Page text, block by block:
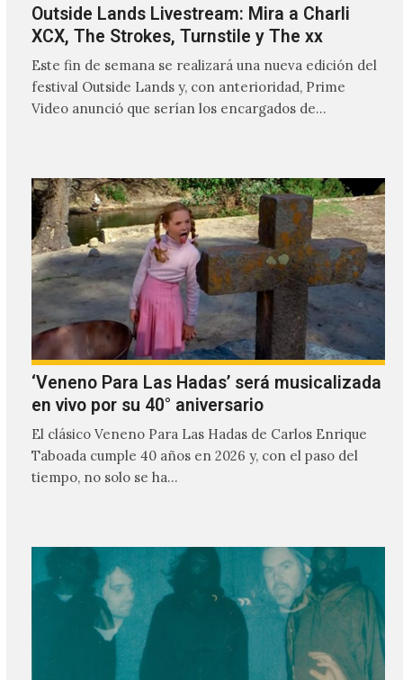
Outside Lands Livestream: Mira a Charli
XCX, The Strokes, Turnstile y The xx
Este fin de semana se realizará una nueva edición del
festival Outside Lands y, con anterioridad, Prime
Video anunció que serían los encargados de
‘Veneno Para Las Hadas’ será musicalizada
en vivo por su 40° aniversario
El clásico Veneno Para Las Hadas de Carlos Enrique
Taboada cumple 40 años en 2026 y, con el paso del
tiempo, no solo se ha…